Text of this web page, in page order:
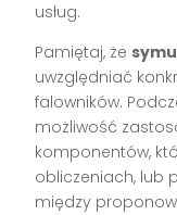
usług.
Pamiętaj, że
uwzględniać
falowników.
możliwość
komponentów,
obliczeniach, lub
między